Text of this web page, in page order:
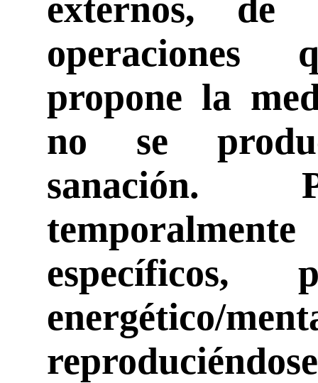
externos, de
operaciones
propone la
no se
sanación.
energético/